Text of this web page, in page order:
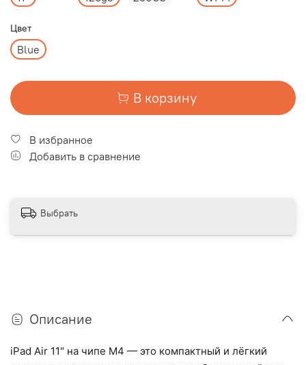
Цвет
Blue
В корзину
В избранное
Добавить в сравнение
Выбрать
Описание
iPad Air 11" на чипе M4 — это компактный и лёгкий